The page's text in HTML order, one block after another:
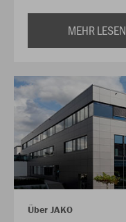
MEHR LESEN
Über JAKO